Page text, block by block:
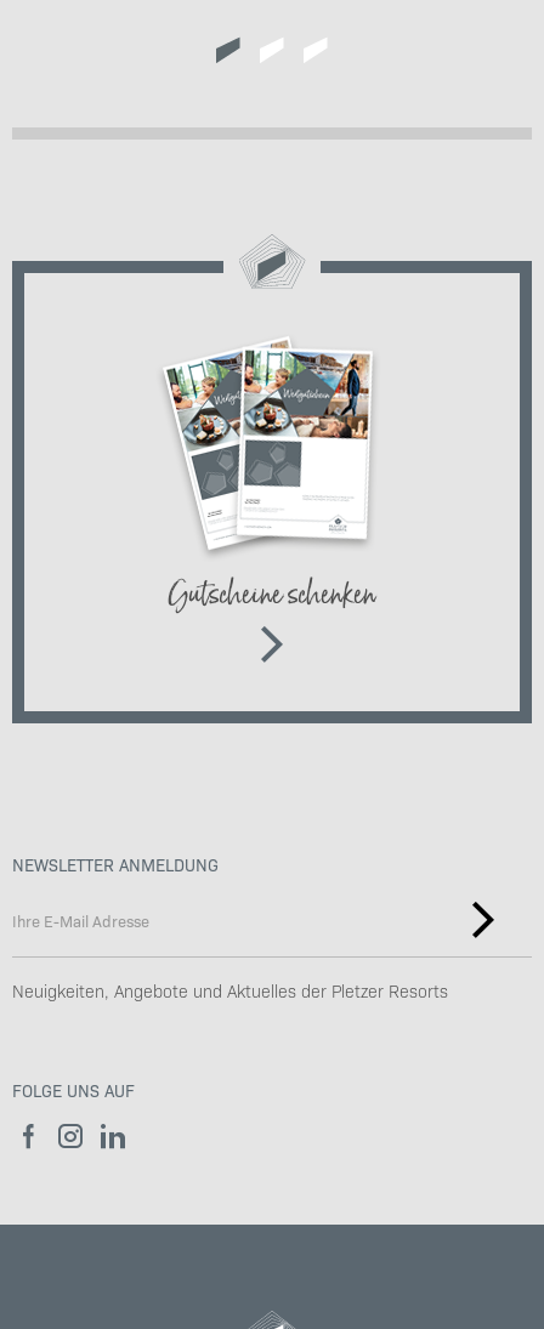
Gutscheine schenken
NEWSLETTER ANMELDUNG
Neuigkeiten, Angebote und Aktuelles der Pletzer Resorts
FOLGE UNS AUF